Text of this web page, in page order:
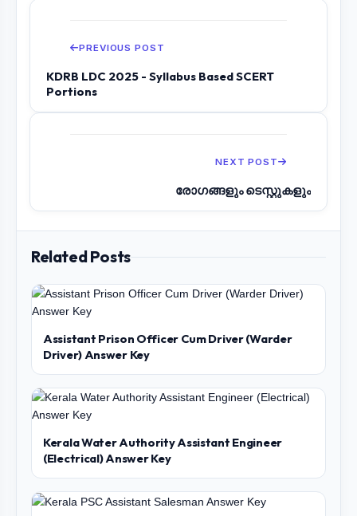
PREVIOUS POST
KDRB LDC 2025 - Syllabus Based SCERT
Portions
NEXT POST
രോഗങ്ങളും ടെസ്റ്റുകളും
Related Posts
Assistant Prison Officer Cum Driver (Warder
Driver) Answer Key
Kerala Water Authority Assistant Engineer
(Electrical) Answer Key